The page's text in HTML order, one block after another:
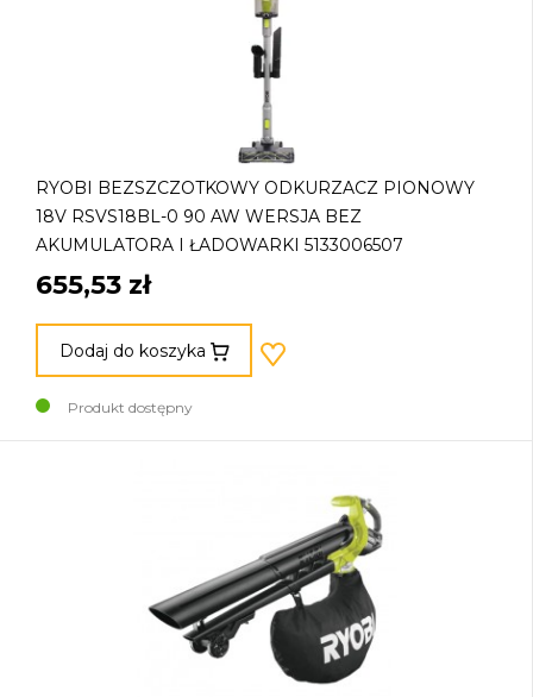
RYOBI BEZSZCZOTKOWY ODKURZACZ PIONOWY
18V RSVS18BL-0 90 AW WERSJA BEZ
AKUMULATORA I ŁADOWARKI 5133006507
655,53 zł
Dodaj do koszyka
Produkt dostępny